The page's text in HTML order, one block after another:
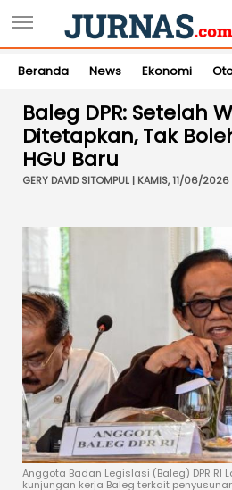
Beranda News Ekonomi
Baleg DPR: Setelah
Ditetapkan, Tak
HGU Baru
GERY DAVID SITOMPUL | KAMIS, 11/06/
Anggota Badan Legislasi (Baleg) DPR RI
kunjungan kerja Baleg terkait